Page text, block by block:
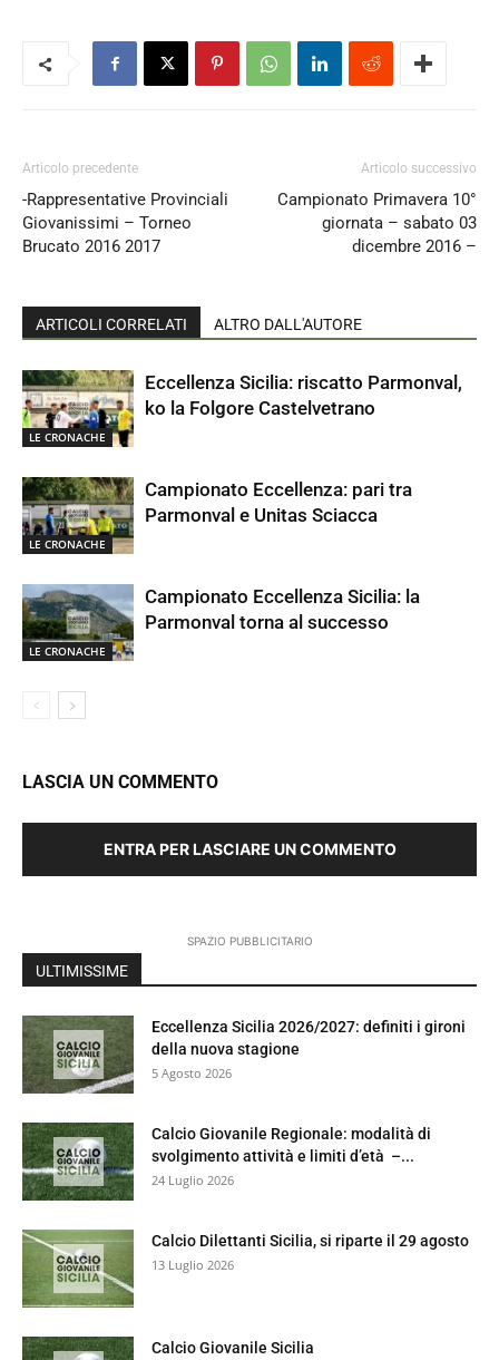
Articolo precedente
-Rappresentative Provinciali
Giovanissimi – Torneo
Brucato 2016 2017
Articolo successivo
Campionato Primavera 10°
giornata – sabato 03
dicembre 2016 –
ARTICOLI CORRELATI ALTRO DALL'AUTORE
LE CRONACHE
Eccellenza Sicilia: riscatto Parmonval,
ko la Folgore Castelvetrano
LE CRONACHE
Campionato Eccellenza: pari tra
Parmonval e Unitas Sciacca
LE CRONACHE
Campionato Eccellenza Sicilia: la
Parmonval torna al successo
LASCIA UN COMMENTO
ENTRA PER LASCIARE UN COMMENTO
SPAZIO PUBBLICITARIO
ULTIMISSIME
Eccellenza Sicilia 2026/2027: definiti i gironi
della nuova stagione
5 Agosto 2026
Calcio Giovanile Regionale: modalità di
svolgimento attività e limiti d’età –...
24 Luglio 2026
Calcio Dilettanti Sicilia, si riparte il 29 agosto
13 Luglio 2026
Calcio Giovanile Sicilia